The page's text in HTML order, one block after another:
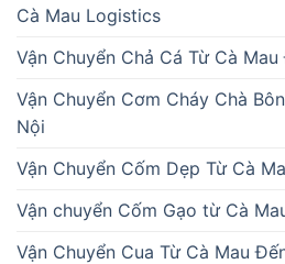
Cà Mau Logistics
Vận Chuyển Chả Cá Từ Cà
Vận Chuyển Cơm Cháy Chà
Nội
Vận Chuyển Cốm Dẹp Từ Cà
Vận chuyển Cốm Gạo từ Cà
Vận Chuyển Cua Từ Cà Mau